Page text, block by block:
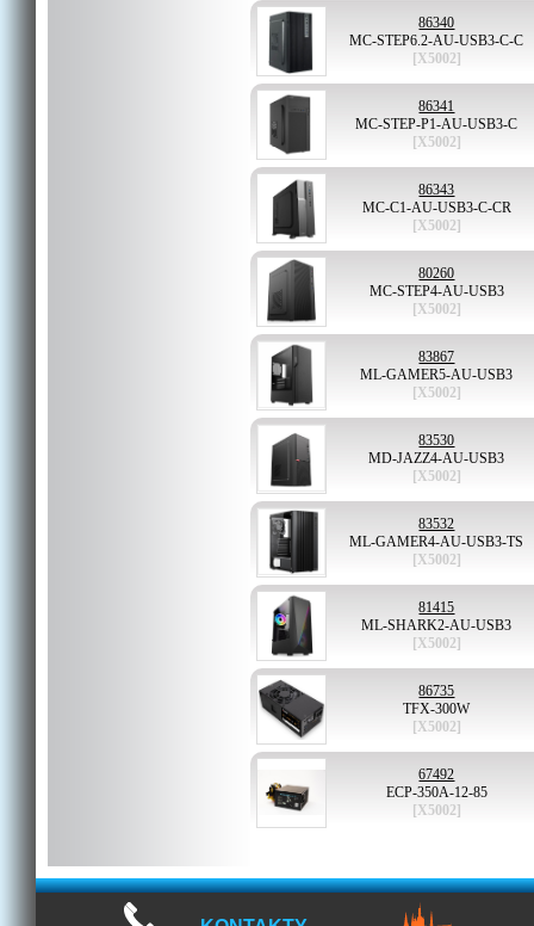
86340
MC-STEP6.2-AU-USB3-C-C
[X5002]
86341
MC-STEP-P1-AU-USB3-C
[X5002]
86343
MC-C1-AU-USB3-C-CR
[X5002]
80260
MC-STEP4-AU-USB3
[X5002]
83867
ML-GAMER5-AU-USB3
[X5002]
83530
MD-JAZZ4-AU-USB3
[X5002]
83532
ML-GAMER4-AU-USB3-TS
[X5002]
81415
ML-SHARK2-AU-USB3
[X5002]
86735
TFX-300W
[X5002]
67492
ECP-350A-12-85
[X5002]